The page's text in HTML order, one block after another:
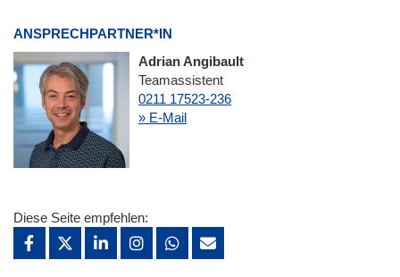
ANSPRECHPARTNER*IN
Adrian Angibault
Teamassistent
0211 17523-236
» E-Mail
Diese Seite empfehlen: